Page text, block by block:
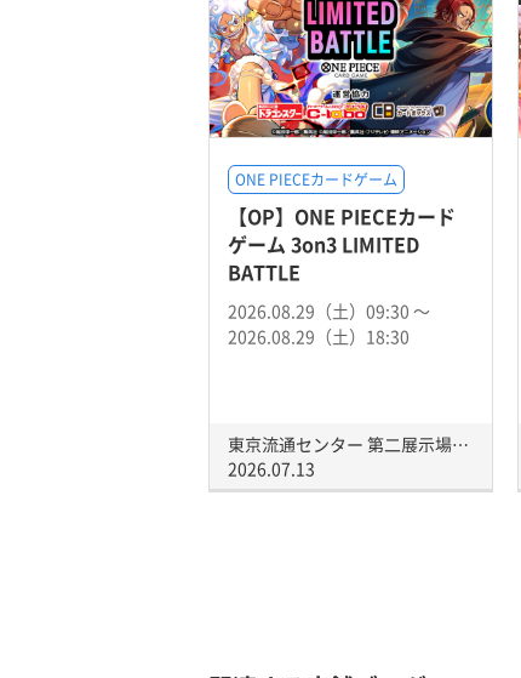
ONE PIECEカードゲーム
【OP】ONE PIECEカード
ゲーム 3on3 LIMITED
BATTLE
2026.08.29（土）09:30 〜
2026.08.29（土）18:30
東京流通センター 第二展示場Fホール
2026.07.13